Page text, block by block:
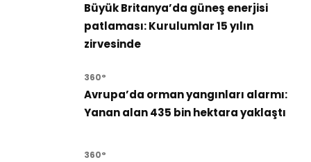
Büyük Britanya’da güneş enerjisi
patlaması: Kurulumlar 15 yılın
zirvesinde
360°
Avrupa’da orman yangınları alarmı:
Yanan alan 435 bin hektara yaklaştı
360°